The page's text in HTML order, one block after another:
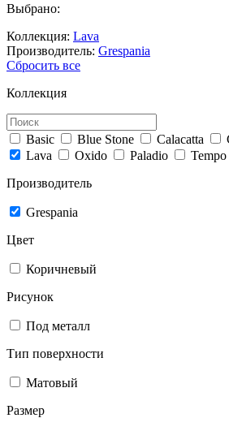
Выбрано:
Коллекция: Lava
Производитель: Grespania
Сбросить все
Коллекция
Basic Blue Stone Calacatta
Lava
Oxido Paladio
Tempo
Производитель
Grespania
Цвет
Коричневый
Рисунок
Под металл
Тип поверхности
Матовый
Размер